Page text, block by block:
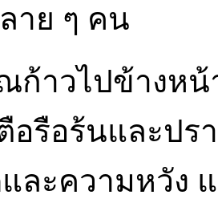
าย ๆ คน
ก้าวไปข้างห
อรือร้นและปร
ละความหวัง